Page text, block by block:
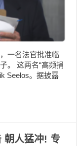
一名法官批准临
。 这两名“高频捐
Seelos。据披露
朝人猛冲! 专